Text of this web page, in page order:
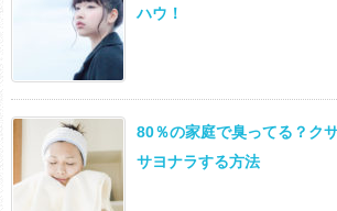
ハウ！
80％の家庭で臭ってる？ク
サヨナラする方法